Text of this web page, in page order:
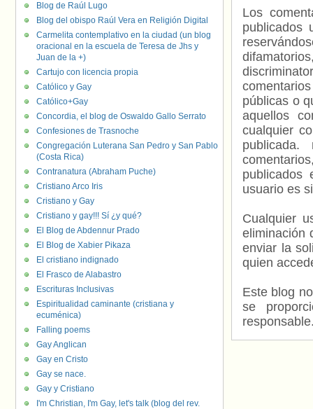
Los
publicados
públicas o
aquellos
cualquier
usuario es
Cualquier
eliminación
enviar la
quien
Este blog
se
Blog de Raúl Lugo
Blog del obispo Raúl Vera en Religión Digital
Carmelita contemplativo en la ciudad (un blog
oracional en la escuela de Teresa de Jhs y
Juan de la +)
Cartujo con licencia propia
Católico y Gay
Católico+Gay
Concordia, el blog de Oswaldo Gallo Serrato
Confesiones de Trasnoche
Congregación Luterana San Pedro y San Pablo
(Costa Rica)
Contranatura (Abraham Puche)
Cristiano Arco Iris
Cristiano y Gay
Cristiano y gay!!! Sí ¿y qué?
El Blog de Abdennur Prado
El Blog de Xabier Pikaza
El cristiano indignado
El Frasco de Alabastro
Escrituras Inclusivas
Espiritualidad caminante (cristiana y
ecuménica)
Falling poems
Gay Anglican
Gay en Cristo
Gay se nace.
Gay y Cristiano
I'm Christian, I'm Gay, let's talk (blog del rev.